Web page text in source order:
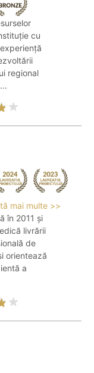
cu
regional
mai multe >>
în 2011 și
livrării
de
orientează
a